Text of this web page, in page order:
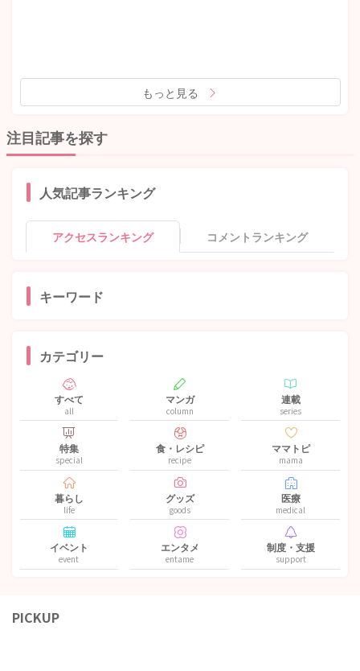
もっと見る
注目記事を探す
人気記事ランキング
アクセスランキング コメントランキング
キーワード
カテゴリー
すべて
all
マンガ
column
連載
series
特集
special
食・レシピ
recipe
ママトピ
mama
暮らし
life
グッズ
goods
医療
medical
イベント
event
エンタメ
entame
制度・支援
support
PICKUP